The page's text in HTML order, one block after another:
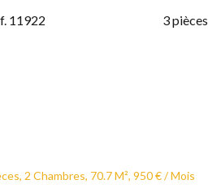
11922 3 pièces
2 Chambres, 70.7 M², 950 € / Mois